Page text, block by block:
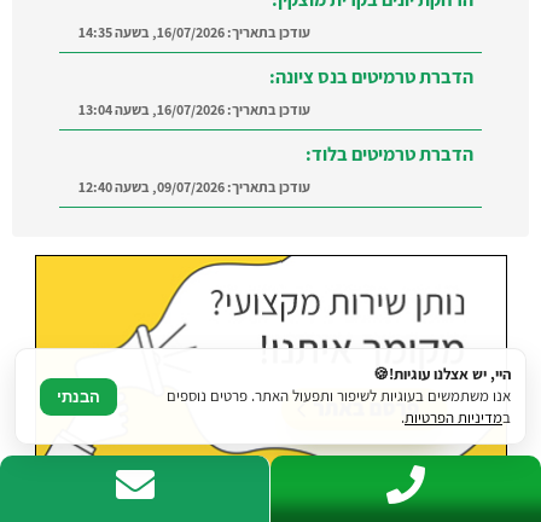
עודכן בתאריך:
הדברת טרמיטים בלוד:
עודכן בתאריך:
הדברה ברמת השרון:מצאו מדביר מוסמך ומקצועי
ברמת השרון והסביבה
עודכן בתאריך:21/07/2026, בשעה 12:58
היי, יש אצלנו עוגיות!🍪
אנו משתמשים בעוגיות לשיפור ותפעול האתר. פרטים נוספים
במדיניות הפרטיות.
הבנתי